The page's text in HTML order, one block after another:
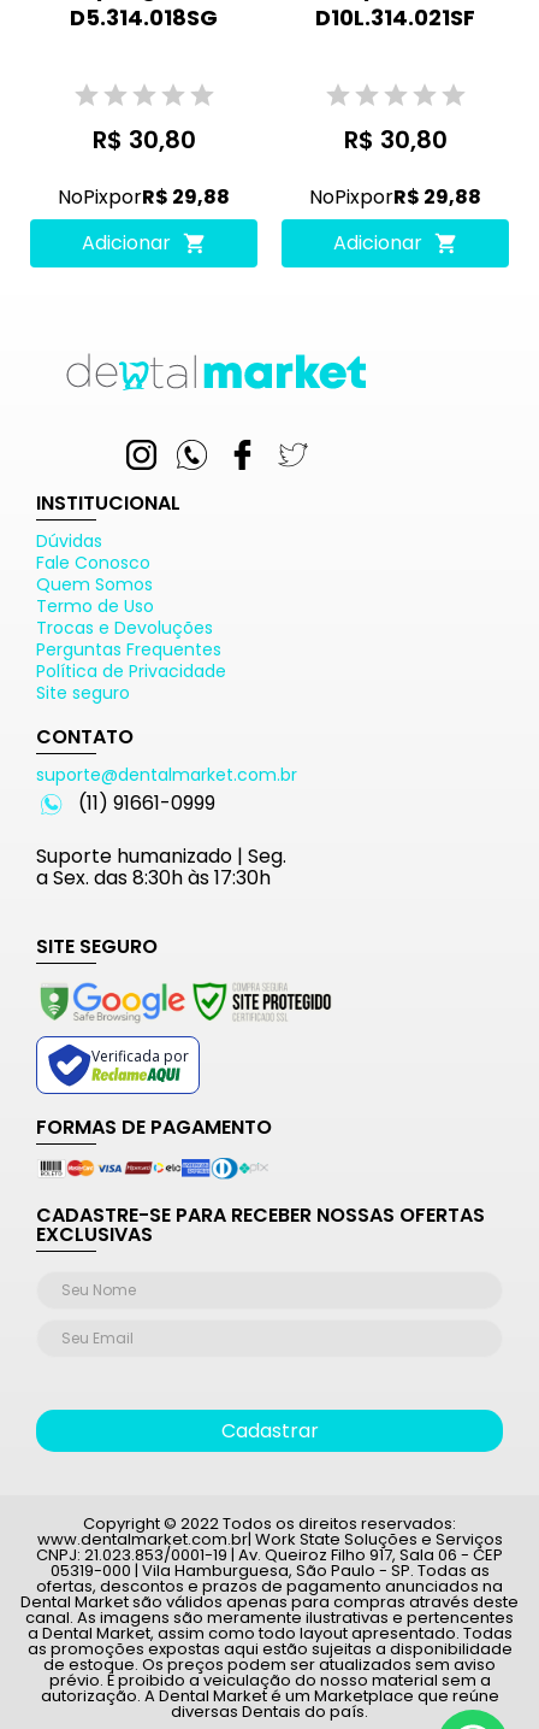
D5.314.018SG
R$ 30,80
NoPixporR$ 29,88
Adicionar
D10L.314.021SF
R$ 30,80
NoPixporR$ 29,88
Adicionar
INSTITUCIONAL
Dúvidas
Fale Conosco
Quem Somos
Termo de Uso
Trocas e Devoluções
Perguntas Frequentes
Política de Privacidade
Site seguro
CONTATO
suporte@dentalmarket.com.br
(11) 91661-0999
Suporte humanizado | Seg.
a Sex. das 8:30h às 17:30h
SITE SEGURO
Verificada por
FORMAS DE PAGAMENTO
CADASTRE-SE PARA RECEBER NOSSAS OFERTAS
EXCLUSIVAS
Cadastrar
Copyright © 2022 Todos os direitos reservados:
www.dentalmarket.com.br| Work State Soluções e Serviços
CNPJ: 21.023.853/0001-19 | Av. Queiroz Filho 917, Sala 06 - CEP
05319-000 | Vila Hamburguesa, São Paulo - SP. Todas as
ofertas, descontos e prazos de pagamento anunciados na
Dental Market são válidos apenas para compras através deste
canal. As imagens são meramente ilustrativas e pertencentes
a Dental Market, assim como todo layout apresentado. Todas
as promoções expostas aqui estão sujeitas a disponibilidade
de estoque. Os preços podem ser atualizados sem aviso
prévio. É proibido a veiculação do nosso material sem a
autorização. A Dental Market é um Marketplace que reúne
diversas Dentais do país.